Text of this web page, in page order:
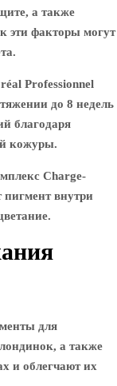
а также
эти факторы могут
Professionnel
до 8 недель
благодаря
кожуры.
Charge-
внутри
для
а также
и облегчают их